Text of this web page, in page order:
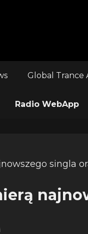
Global Trance
Radio WebApp